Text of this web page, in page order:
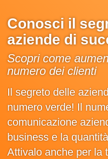
Conosci il
aziende di
Scopri come
numero dei clienti
Il segreto delle
numero verde! Il
comunicazione
business e la
Attivalo anche per la